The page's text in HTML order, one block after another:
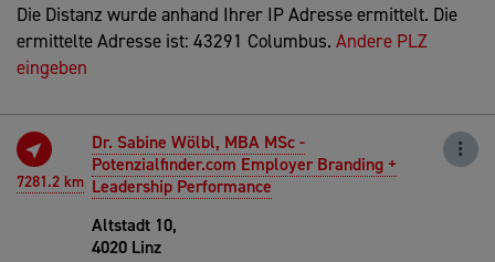
Die Distanz wurde anhand Ihrer IP Adresse ermittelt. Die
ermittelte Adresse ist: 43291 Columbus. Andere PLZ
eingeben
7281.2 km
Dr. Sabine Wölbl, MBA MSc -
Potenzialfinder.com Employer Branding +
Leadership Performance
Altstadt 10,
4020 Linz